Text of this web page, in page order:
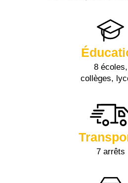
8 écoles,
collèges,
7 arrêts